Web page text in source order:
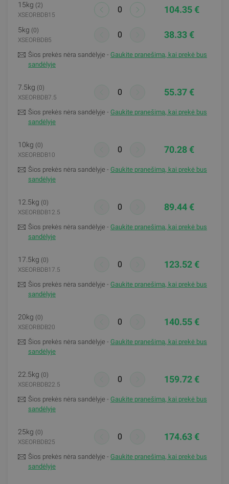
15kg (2)
XSEORBDB15
104.35 €
5kg (0)
XSEORBDB5
38.33 €
Šios prekės nėra sandėlyje - Gaukite pranešimą, kai prekė bus
sandėlyje
7.5kg (0)
XSEORBDB7.5
55.37 €
Šios prekės nėra sandėlyje - Gaukite pranešimą, kai prekė bus
sandėlyje
10kg (0)
XSEORBDB10
70.28 €
Šios prekės nėra sandėlyje - Gaukite pranešimą, kai prekė bus
sandėlyje
12.5kg (0)
XSEORBDB12.5
89.44 €
Šios prekės nėra sandėlyje - Gaukite pranešimą, kai prekė bus
sandėlyje
17.5kg (0)
XSEORBDB17.5
123.52 €
Šios prekės nėra sandėlyje - Gaukite pranešimą, kai prekė bus
sandėlyje
20kg (0)
XSEORBDB20
140.55 €
Šios prekės nėra sandėlyje - Gaukite pranešimą, kai prekė bus
sandėlyje
22.5kg (0)
XSEORBDB22.5
159.72 €
Šios prekės nėra sandėlyje - Gaukite pranešimą, kai prekė bus
sandėlyje
25kg (0)
XSEORBDB25
174.63 €
Šios prekės nėra sandėlyje - Gaukite pranešimą, kai prekė bus
sandėlyje